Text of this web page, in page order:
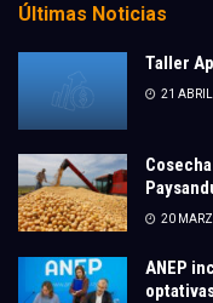
Últimas Noticias
Taller
21
20
ANEP